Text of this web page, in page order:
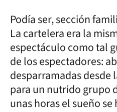
Podía ser, sección
La cartelera era la
espectáculo como tal
de los espectadores:
desparramadas desde
para un nutrido grupo
unas horas el sueño